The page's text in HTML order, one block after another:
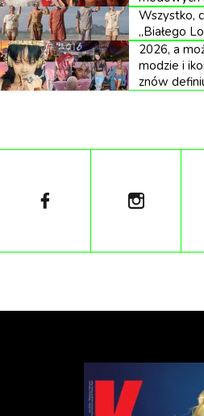
To, co indywidualne w
Styl, który często traktowany
prace są chłodne,
archiwalne. I właśnie w tej
Wszystko,
„Białego
2026, a
modzie i
znów